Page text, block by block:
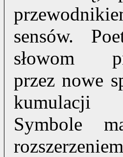
sensów.
słowom
przez nowe
Symbole